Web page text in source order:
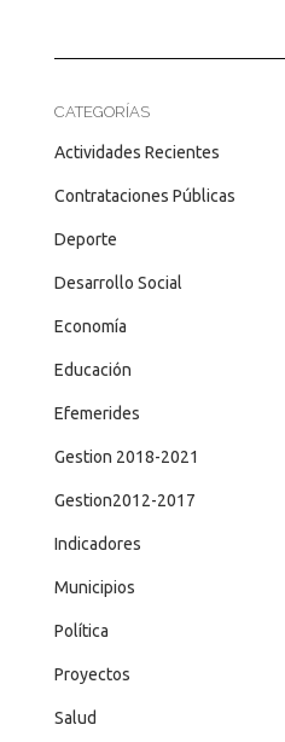
CATEGORÍAS
Actividades Recientes
Contrataciones Públicas
Deporte
Desarrollo Social
Economía
Educación
Efemerides
Gestion 2018-2021
Gestion2012-2017
Indicadores
Municipios
Política
Proyectos
Salud